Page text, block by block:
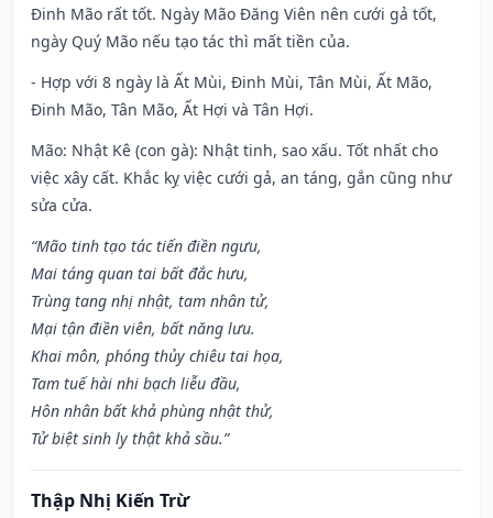
Đinh Mão rất tốt. Ngày Mão Đăng Viên nên cưới gả tốt,
ngày Quý Mão nếu tạo tác thì mất tiền của.
- Hợp với 8 ngày là Ất Mùi, Đinh Mùi, Tân Mùi, Ất Mão,
Đinh Mão, Tân Mão, Ất Hợi và Tân Hợi.
Mão: Nhật Kê (con gà): Nhật tinh, sao xấu. Tốt nhất cho
việc xây cất. Khắc kỵ việc cưới gả, an táng, gắn cũng như
sửa cửa.
“Mão tinh tạo tác tiến điền ngưu,
Mai táng quan tai bất đắc hưu,
Trùng tang nhị nhật, tam nhân tử,
Mại tận điền viên, bất năng lưu.
Khai môn, phóng thủy chiêu tai họa,
Tam tuế hài nhi bạch liễu đầu,
Hôn nhân bất khả phùng nhật thử,
Tử biệt sinh ly thật khả sầu.”
Thập Nhị Kiến Trừ